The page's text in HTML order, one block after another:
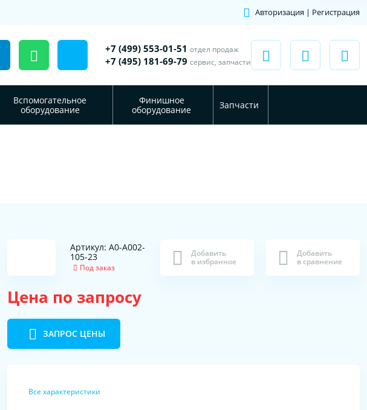
Авторизация | Регистрация
+7 (499) 553-01-51 отдел продаж
+7 (495) 181-69-79 сервис, запчасти
Вспомогательное
оборудование
Финишное
оборудование
Запчасти
Артикул: A0-A002-
105-23
Под заказ
Добавить
в избранное
Добавить
в сравнение
Цена по запросу
ЗАПРОС ЦЕНЫ
Все характеристики